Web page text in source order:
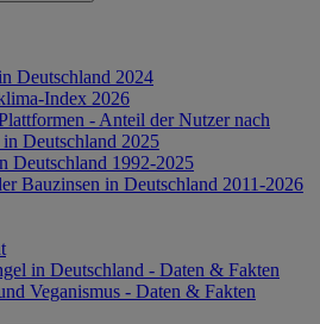
Deutschland 2024
Index 2026
- Anteil der Nutzer nach
Deutschland 2025
Deutschland 1992-2025
Bauzinsen in Deutschland 2011-2026
in Deutschland - Daten & Fakten
Veganismus - Daten & Fakten